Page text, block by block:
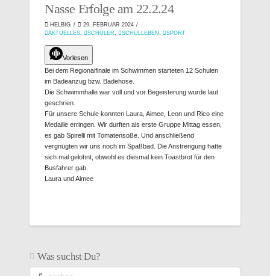
Nasse Erfolge am 22.2.24
HELBIG
29. FEBRUAR 2024
AKTUELLES , SCHÜLER , SCHULLEBEN , SPORT
Vorlesen
Bei dem Regionalfinale im Schwimmen starteten 12 Schulen
im Badeanzug bzw. Badehose.
Die Schwimmhalle war voll und vor Begeisterung wurde laut
geschrien.
Für unsere Schule konnten Laura, Aimee, Leon und Rico eine
Medaille erringen. Wir durften als erste Gruppe Mittag essen,
es gab Spirelli mit Tomatensoße. Und anschließend
vergnügten wir uns noch im Spaßbad. Die Anstrengung hatte
sich mal gelohnt, obwohl es diesmal kein Toastbrot für den
Busfahrer gab.
Laura und Aimee
Was suchst Du?